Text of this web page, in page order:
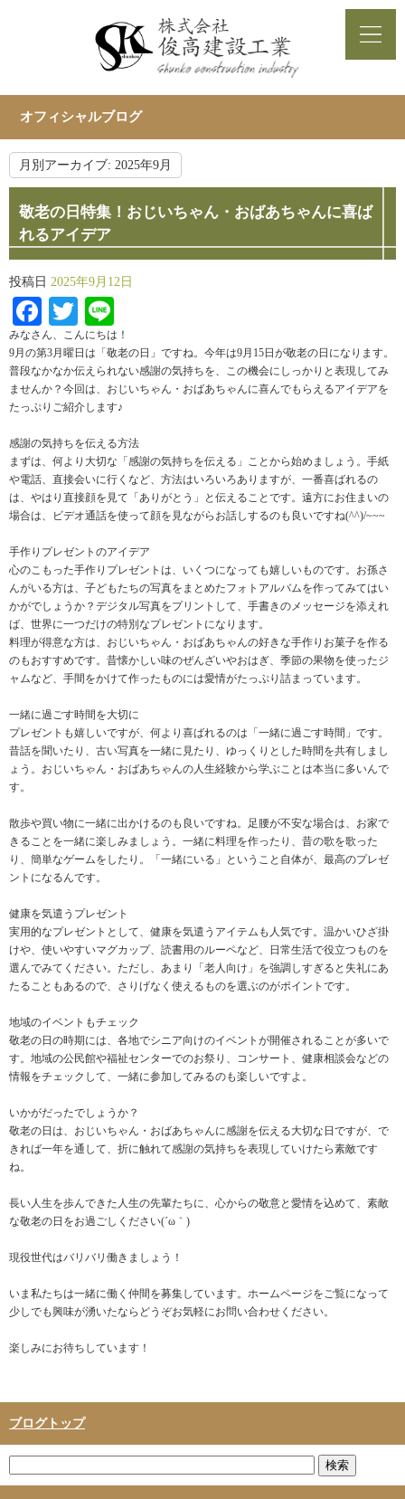
オフィシャルブログ
月別アーカイブ: 2025年9月
敬老の日特集！おじいちゃん・おばあちゃんに喜ば
れるアイデア
投稿日 2025年9月12日
Facebook
Twitter
みなさん、こんにちは！
9月の第3月曜日は「敬老の日」ですね。今年は9月15日が敬老の日になります。
普段なかなか伝えられない感謝の気持ちを、この機会にしっかりと表現してみ
ませんか？今回は、おじいちゃん・おばあちゃんに喜んでもらえるアイデアを
たっぷりご紹介します♪
感謝の気持ちを伝える方法
まずは、何より大切な「感謝の気持ちを伝える」ことから始めましょう。手紙
や電話、直接会いに行くなど、方法はいろいろありますが、一番喜ばれるの
は、やはり直接顔を見て「ありがとう」と伝えることです。遠方にお住まいの
場合は、ビデオ通話を使って顔を見ながらお話しするのも良いですね(^^)/~~~
手作りプレゼントのアイデア
心のこもった手作りプレゼントは、いくつになっても嬉しいものです。お孫さ
んがいる方は、子どもたちの写真をまとめたフォトアルバムを作ってみてはい
かがでしょうか？デジタル写真をプリントして、手書きのメッセージを添えれ
ば、世界に一つだけの特別なプレゼントになります。
料理が得意な方は、おじいちゃん・おばあちゃんの好きな手作りお菓子を作る
のもおすすめです。昔懐かしい味のぜんざいやおはぎ、季節の果物を使ったジ
ャムなど、手間をかけて作ったものには愛情がたっぷり詰まっています。
一緒に過ごす時間を大切に
プレゼントも嬉しいですが、何より喜ばれるのは「一緒に過ごす時間」です。
昔話を聞いたり、古い写真を一緒に見たり、ゆっくりとした時間を共有しまし
ょう。おじいちゃん・おばあちゃんの人生経験から学ぶことは本当に多いんで
す。
散歩や買い物に一緒に出かけるのも良いですね。足腰が不安な場合は、お家で
きることを一緒に楽しみましょう。一緒に料理を作ったり、昔の歌を歌った
り、簡単なゲームをしたり。「一緒にいる」ということ自体が、最高のプレゼ
ントになるんです。
健康を気遣うプレゼント
実用的なプレゼントとして、健康を気遣うアイテムも人気です。温かいひざ掛
けや、使いやすいマグカップ、読書用のルーペなど、日常生活で役立つものを
選んでみてください。ただし、あまり「老人向け」を強調しすぎると失礼にあ
たることもあるので、さりげなく使えるものを選ぶのがポイントです。
地域のイベントもチェック
敬老の日の時期には、各地でシニア向けのイベントが開催されることが多いで
す。地域の公民館や福祉センターでのお祭り、コンサート、健康相談会などの
情報をチェックして、一緒に参加してみるのも楽しいですよ。
いかがだったでしょうか？
敬老の日は、おじいちゃん・おばあちゃんに感謝を伝える大切な日ですが、で
きれば一年を通して、折に触れて感謝の気持ちを表現していけたら素敵です
ね。
長い人生を歩んできた人生の先輩たちに、心からの敬意と愛情を込めて、素敵
な敬老の日をお過ごしください(´ω｀)
現役世代はバリバリ働きましょう！
いま私たちは一緒に働く仲間を募集しています。ホームページをご覧になって
少しでも興味が湧いたならどうぞお気軽にお問い合わせください。
楽しみにお待ちしています！
ブログトップ